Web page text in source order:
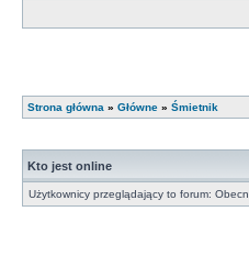
Strona główna » Główne » Śmietnik
Kto jest online
Użytkownicy przeglądający to forum: